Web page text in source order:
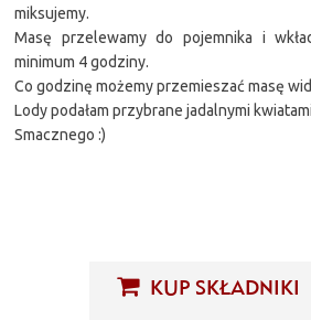
KUP SKŁADNIKI
miksujemy.
Masę przelewamy do pojemnika i
minimum 4 godziny.
Co godzinę możemy przemieszać masę
Lody podałam przybrane jadalnymi
Smacznego :)